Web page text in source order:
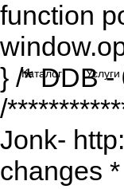
function
} /* DDB -
/
Jonk-
changes
Каталог